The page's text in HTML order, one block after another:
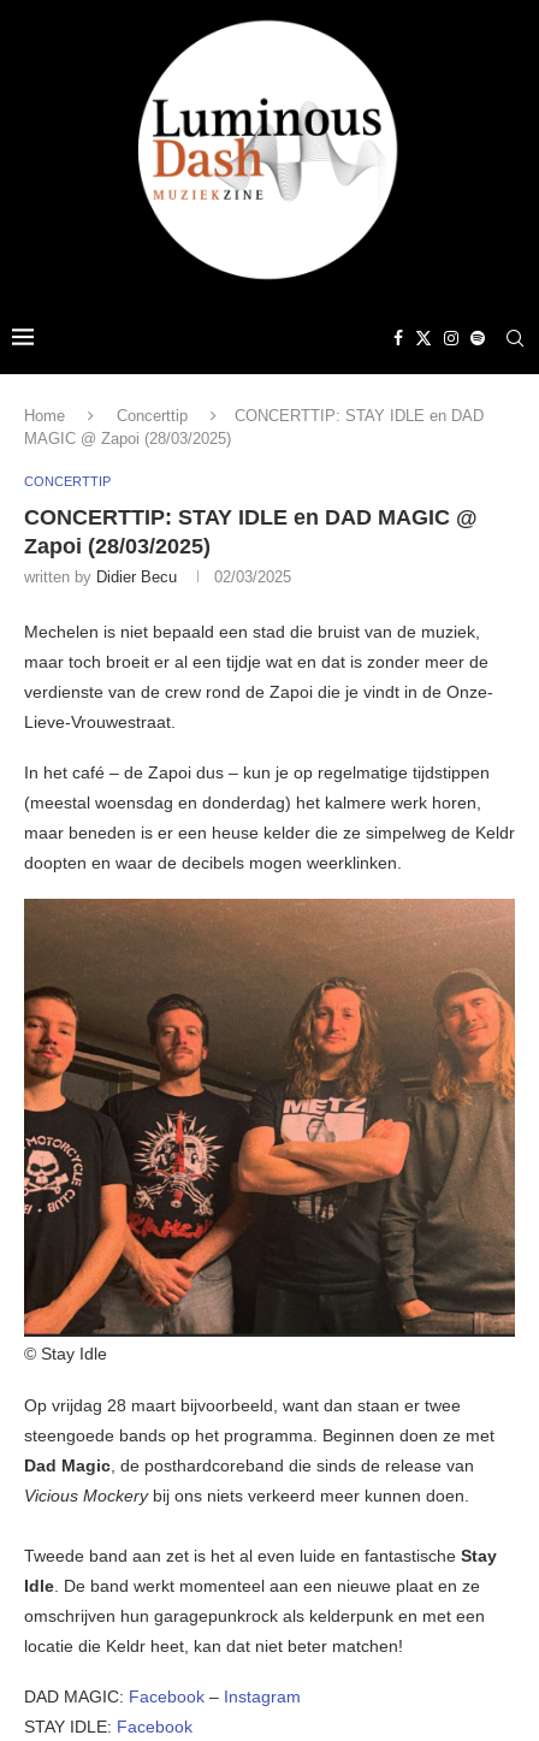
Home Concerttip
CONCERTTIP: STAY IDLE en DAD
MAGIC @ Zapoi (28/03/2025)
CONCERTTIP
CONCERTTIP: STAY IDLE en DAD MAGIC @
Zapoi (28/03/2025)
written by Didier Becu 02/03/2025
Mechelen is niet bepaald een stad die bruist van de muziek,
maar toch broeit er al een tijdje wat en dat is zonder meer de
verdienste van de crew rond de Zapoi die je vindt in de Onze-
Lieve-Vrouwestraat.
In het café – de Zapoi dus – kun je op regelmatige tijdstippen
(meestal woensdag en donderdag) het kalmere werk horen,
maar beneden is er een heuse kelder die ze simpelweg de Keldr
doopten en waar de decibels mogen weerklinken.
© Stay Idle
Op vrijdag 28 maart bijvoorbeeld, want dan staan er twee
steengoede bands op het programma. Beginnen doen ze met
Dad Magic, de posthardcoreband die sinds de release van
Vicious Mockerybij ons niets verkeerd meer kunnen doen.
Tweede band aan zet is het al even luide en fantastische Stay
Idle. De band werkt momenteel aan een nieuwe plaat en ze
omschrijven hun garagepunkrock als kelderpunk en met een
locatie die Keldr heet, kan dat niet beter matchen!
DAD MAGIC: Facebook – Instagram
STAY IDLE: Facebook